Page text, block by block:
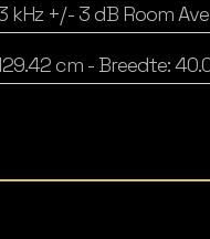
kHz +/- 3 dB Room
cm - Breedte: